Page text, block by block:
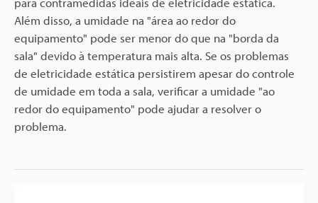
Além disso, a umidade na "área ao redor do
equipamento" pode ser menor do que na "borda da
sala" devido à temperatura mais alta. Se os problemas
de eletricidade estática persistirem apesar do controle
de umidade em toda a sala, verificar a umidade "ao
redor do equipamento" pode ajudar a resolver o
problema.